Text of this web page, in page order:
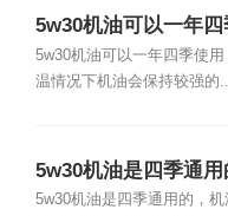
5w30机油可以一年四
5w30机油可以一年四季使
温情况下机油会保持较强的...
5w30机油是四季通用
5w30机油是四季通用的，